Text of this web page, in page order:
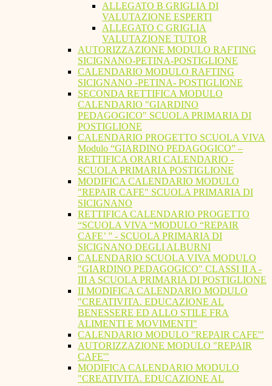
ALLEGATO B GRIGLIA DI
VALUTAZIONE ESPERTI
ALLEGATO C GRIGLIA
VALUTAZIONE TUTOR
AUTORIZZAZIONE MODULO RAFTING
SICIGNANO-PETINA-POSTIGLIONE
CALENDARIO MODULO RAFTING
SICIGNANO -PETINA- POSTIGLIONE
SECONDA RETTIFICA MODULO
CALENDARIO "GIARDINO
PEDAGOGICO" SCUOLA PRIMARIA DI
POSTIGLIONE
CALENDARIO PROGETTO SCUOLA VIVA
Modulo “GIARDINO PEDAGOGICO” –
RETTIFICA ORARI CALENDARIO -
SCUOLA PRIMARIA POSTIGLIONE
MODIFICA CALENDARIO MODULO
"REPAIR CAFE" SCUOLA PRIMARIA DI
SICIGNANO
RETTIFICA CALENDARIO PROGETTO
“SCUOLA VIVA “MODULO “REPAIR
CAFE’ ” - SCUOLA PRIMARIA DI
SICIGNANO DEGLI ALBURNI
CALENDARIO SCUOLA VIVA MODULO
"GIARDINO PEDAGOGICO" CLASSI II A -
III A SCUOLA PRIMARIA DI POSTIGLIONE
II MODIFICA CALENDARIO MODULO
"CREATIVITA. EDUCAZIONE AL
BENESSERE ED ALLO STILE FRA
ALIMENTI E MOVIMENTI"
CALENDARIO MODULO "REPAIR CAFE'"
AUTORIZZAZIONE MODULO "REPAIR
CAFE'"
MODIFICA CALENDARIO MODULO
"CREATIVITA. EDUCAZIONE AL